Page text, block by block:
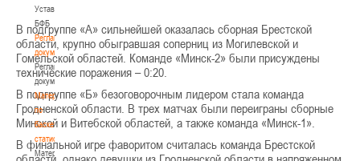
Устав
БФБ
Регламентирующие
документы
Регламентирующие
документы
Материалы
по
баскетбольной
статистике
Материалы
В подгруппе «А» сильнейшей оказалась сборная Брестской
области, крупно обыгравшая соперниц из Могилевской и
Гомельской областей. Команде «Минск-2» были присуждены
технические поражения – 0:20.
В подгруппе «Б» безоговорочным лидером стала команда
Гродненской области. В трех матчах были переиграны сборные
Минской и Витебской областей, а также команда «Минск-1».
В финальной игре фаворитом считалась команда Брестской